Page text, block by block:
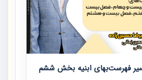
فهرست‌بهای ابنیه بخش ششم